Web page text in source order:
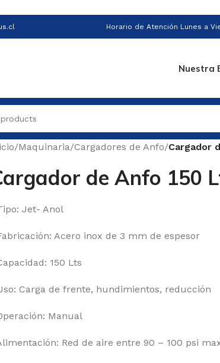
Horario de Atención Lunes a
Nuestra
/Maquinaria/Cargadores de Anfo/Cargador
de Anfo 150
Jet- Anol
Acero inox de 3 mm de espesor
150 Lts
Carga de frente, hundimientos, reducción
Manual
Red de aire entre 90 – 100 psi